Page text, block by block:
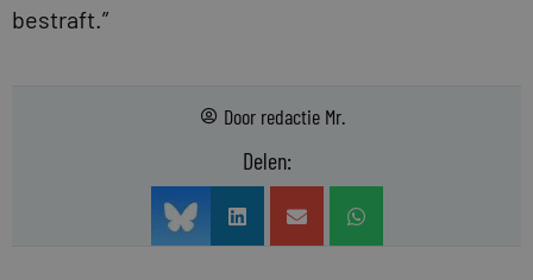
bestraft.”
Door redactie Mr.
Delen: